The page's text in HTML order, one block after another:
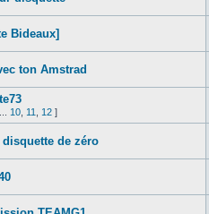
Bideaux]
ton Amstrad
10 11 12 ]
de zéro